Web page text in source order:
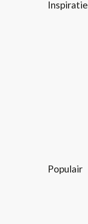
Inspiratie
Populair